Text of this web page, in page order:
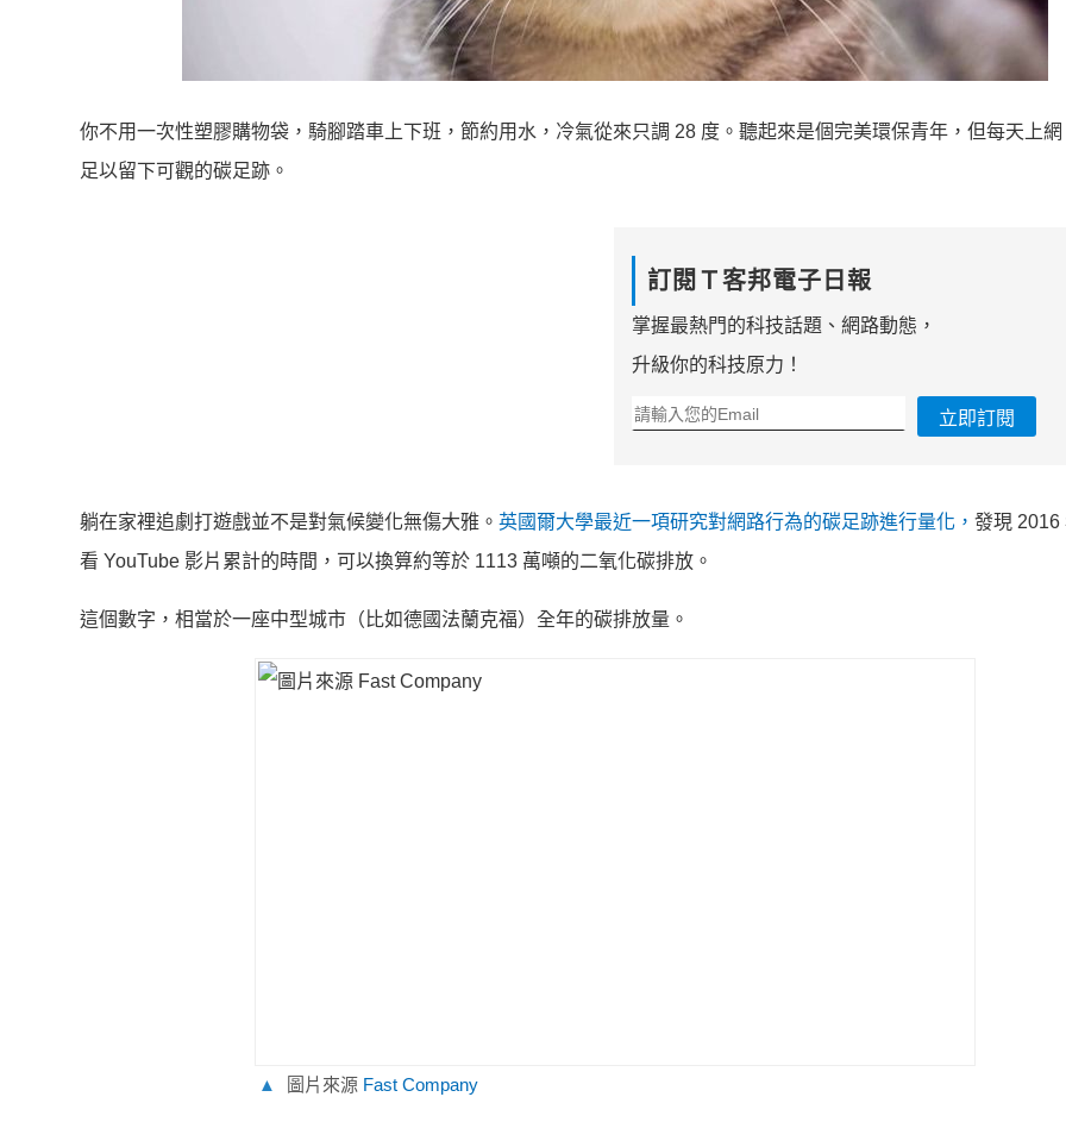
你不用一次性塑膠購物袋，騎腳踏車上下班，節約用水，冷氣從來只調 28 度。聽起來是個完美環保青年，但每天上網
足以留下可觀的碳足跡。
訂閱Ｔ客邦電子日報
掌握最熱門的科技話題、網路動態，
升級你的科技原力！
立即訂閱
躺在家裡追劇打遊戲並不是對氣候變化無傷大雅。 英國爾大學最近一項研究對網路行為的碳足跡進行量化， 發現 2016
看 YouTube 影片累計的時間，可以換算約等於 1113 萬噸的二氧化碳排放。
這個數字，相當於一座中型城市（比如德國法蘭克福）全年的碳排放量。
▲ 圖片來源 Fast Company